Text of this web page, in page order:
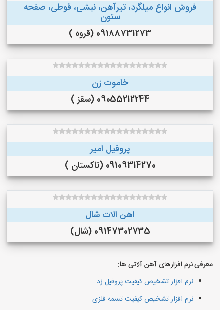
فروش انواع میلگرد، تیرآهن، نبشی، قوطی، صفحه
ستون
09188731273 (قروه )
خاموت زن
09055212244 (سقز )
پروفیل امیر
09109314270 (تاکستان )
اهن الات شال
09147302735 (شال)
معرفی نرم افزارهای آهن آلاتی ها:
نرم افزار تشخیص کیفیت پروفیل زد
نرم افزار تشخیص کیفیت تسمه فلزی